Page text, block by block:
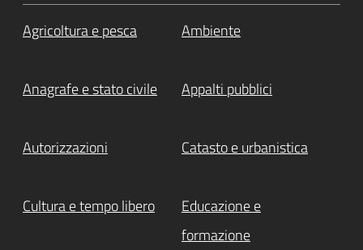
Agricoltura e pesca Ambiente
Anagrafe e stato civile Appalti pubblici
Autorizzazioni Catasto e urbanistica
Cultura e tempo libero
Educazione e
formazione